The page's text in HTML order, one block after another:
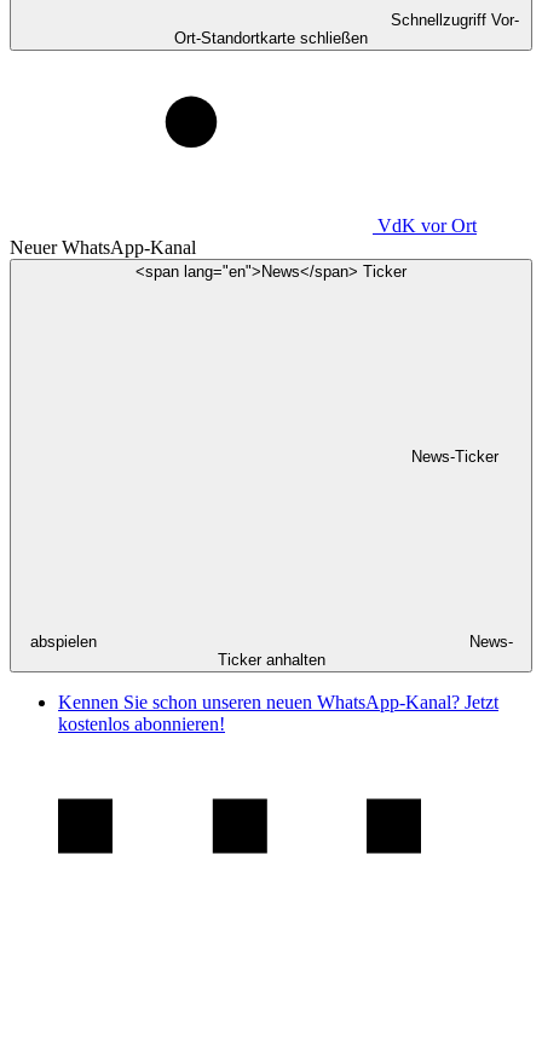
Schnellzugriff Vor-
Ort-Standortkarte schließen
VdK vor Ort
Neuer WhatsApp-Kanal
<span lang="en">News</span> Ticker
News-Ticker
abspielen
News-
Ticker anhalten
Kennen Sie schon unseren neuen WhatsApp-Kanal? Jetzt
kostenlos abonnieren!